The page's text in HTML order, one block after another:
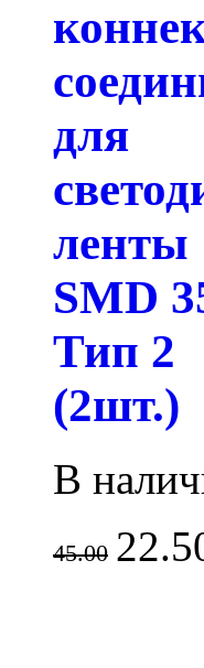
для
ленты
SMD
Тип 2
(2шт.)
В
45.00